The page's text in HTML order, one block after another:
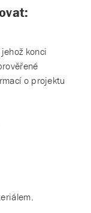
konci
o projektu